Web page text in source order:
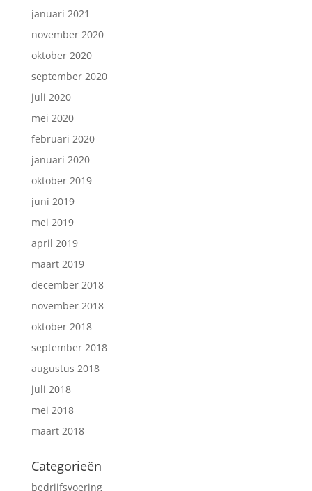
januari 2021
november 2020
oktober 2020
september 2020
juli 2020
mei 2020
februari 2020
januari 2020
oktober 2019
juni 2019
mei 2019
april 2019
maart 2019
december 2018
november 2018
oktober 2018
september 2018
augustus 2018
juli 2018
mei 2018
maart 2018
Categorieën
bedrijfsvoering